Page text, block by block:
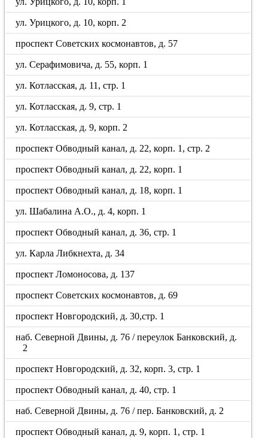
ул. Урицкого, д. 10, корп. 2
проспект Советских космонавтов, д. 57
ул. Серафимовича, д. 55, корп. 1
ул. Котласская, д. 11, стр. 1
ул. Котласская, д. 9, стр. 1
ул. Котласская, д. 9, корп. 2
проспект Обводный канал, д. 22, корп. 1, стр. 2
проспект Обводный канал, д. 22, корп. 1
проспект Обводный канал, д. 18, корп. 1
ул. Шабалина А.О., д. 4, корп. 1
проспект Обводный канал, д. 36, стр. 1
ул. Карла Либкнехта, д. 34
проспект Ломоносова, д. 137
проспект Советских космонавтов, д. 69
проспект Новгородский, д. 30,стр. 1
наб. Северной Двины, д. 76 / переулок Банковский, д.
2
проспект Новгородский, д. 32, корп. 3, стр. 1
проспект Обводный канал, д. 40, стр. 1
наб. Северной Двины, д. 76 / пер. Банковский, д. 2
проспект Обводный канал, д. 9, корп. 1, стр. 1